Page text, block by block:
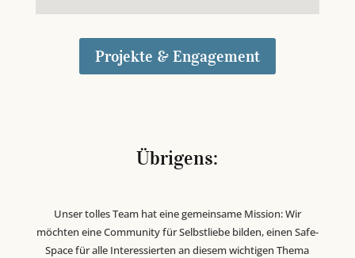
Projekte & Engagement
Übrigens:
Unser tolles Team hat eine gemeinsame Mission: Wir
möchten eine Community für Selbstliebe bilden, einen Safe-
Space für alle Interessierten an diesem wichtigen Thema